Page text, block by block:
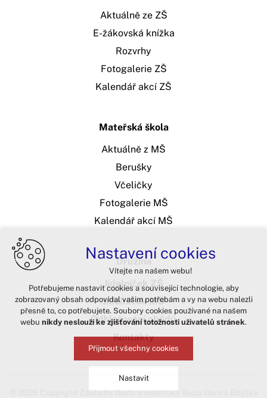
Aktuálně ze ZŠ
E-žákovská knížka
Rozvrhy
Fotogalerie ZŠ
Kalendář akcí ZŠ
Mateřská škola
Aktuálně z MŠ
Berušky
Včeličky
Fotogalerie MŠ
Kalendář akcí MŠ
Družina
Jídelníček ZŠ
Jídelníček MŠ
Odhlašování obědů
Kontakty
© 2026 Copyright Základní škola a mateřská škola Osová Bítýška
Nastavení cookies
Vítejte na našem webu!
Potřebujeme nastavit cookies a související technologie, aby
zobrazovaný obsah odpovídal vašim potřebám a vy na webu nalezli
přesně to, co potřebujete. Soubory cookies používané na našem
webu nikdy neslouží ke zjišťování totožnosti uživatelů stránek.
Přijmout všechny cookies
Nastavit